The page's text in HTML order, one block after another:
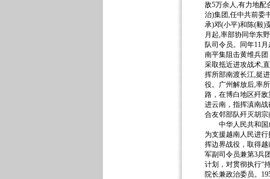
敌5万余人,有力地配
治)集团,任中共前委
承)邓(小平)和陈(毅)
月起,率部协同华东
队司令员。同年11
南平集阻击黄维兵
采取抵近进攻战术,
挥所部南渡长江,挺
役。广州解放后,率
路，在博白地区歼
进云南，指挥滇南
合友邻部队歼灭胡宗
中华人民共和国成
为支援越南人民进
挥边界战役，取得
军副司令员兼第3兵
计划，对贯彻执行“
院长兼政治委员。